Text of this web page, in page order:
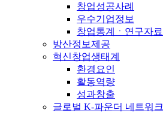
창업성공사례
우수기업정보
창업통계ㆍ연구자료
방산정보제공
혁신창업생태계
환경요인
활동역량
성과창출
글로벌 K-파운더 네트워크